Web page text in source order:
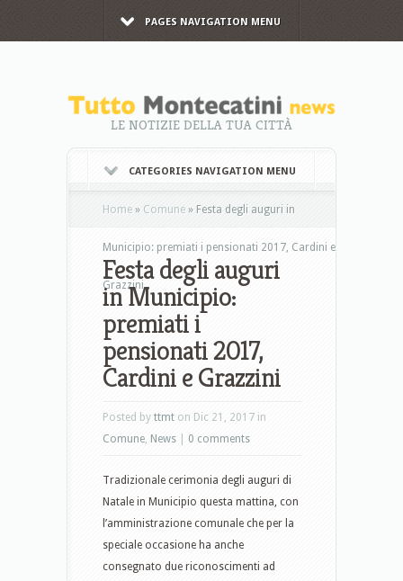
PAGES NAVIGATION MENU
LE NOTIZIE DELLA TUA CITTÀ
CATEGORIES NAVIGATION MENU
Home » Comune » Festa degli auguri in
Municipio: premiati i pensionati 2017, Cardini e
Grazzini
Festa degli auguri
in Municipio:
premiati i
pensionati 2017,
Cardini e Grazzini
Posted by ttmt on Dic 21, 2017 in
Comune, News 0 comments
Tradizionale cerimonia degli auguri di
Natale in Municipio questa mattina, con
l’amministrazione comunale che per la
speciale occasione ha anche
consegnato due riconoscimenti ad